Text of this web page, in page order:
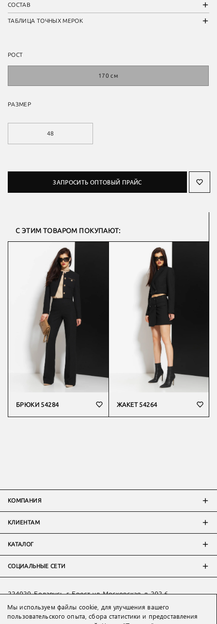
СОСТАВ
ТАБЛИЦА ТОЧНЫХ МЕРОК
РОСТ
170 см
РАЗМЕР
48
ЗАПРОСИТЬ ОПТОВЫЙ ПРАЙС
С ЭТИМ ТОВАРОМ ПОКУПАЮТ:
БРЮКИ 54284 ЖАКЕТ 54264
КОМПАНИЯ
КЛИЕНТАМ
КАТАЛОГ
СОЦИАЛЬНЫЕ СЕТИ
224020, Беларусь, г. Брест, ул. Московская, д. 202-6
Тел:+7 993 398 36 60(WhatsApp
Тел:+375 29 205 80 10( WhatsApp,Viber)
Мы используем файлы cookie, для улучшения вашего
пользовательского опыта, сбора статистики и предоставления